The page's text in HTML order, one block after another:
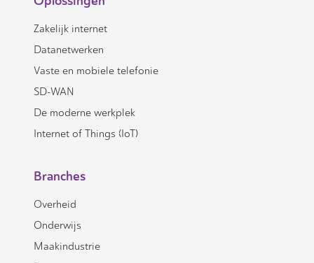
Zakelijk internet
Datanetwerken
Vaste en mobiele telefonie
SD-WAN
De moderne werkplek
Internet of Things (IoT)
Branches
Overheid
Onderwijs
Maakindustrie